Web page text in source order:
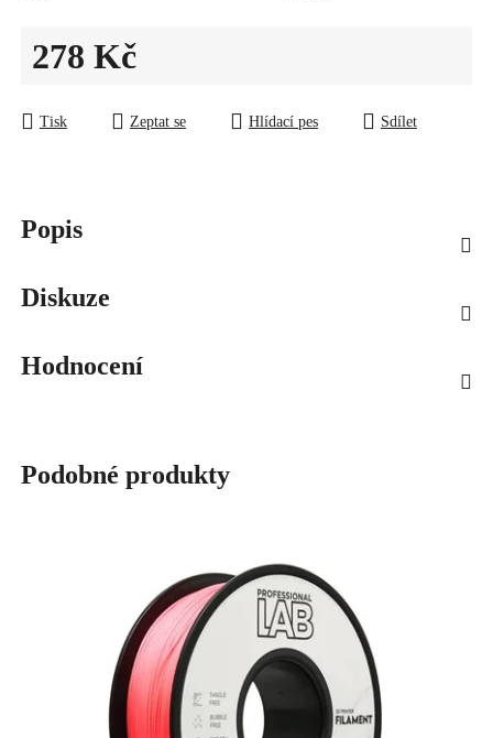
278 Kč
Tisk Zeptat se Hlídací pes Sdílet
Popis
Diskuze
Hodnocení
Podobné produkty